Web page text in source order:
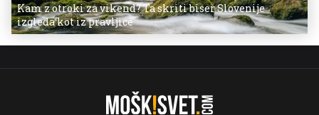
Kam z otroki za vikend? Ta skriti biser Slovenije
izgleda kot iz pravljice